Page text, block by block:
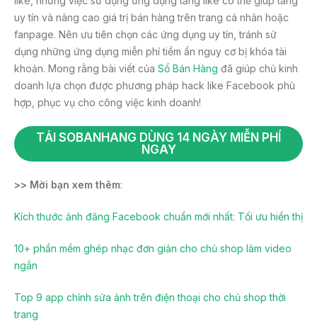
uy tín và nâng cao giá trị bán hàng trên trang cá nhân hoặc
fanpage. Nên ưu tiên chọn các ứng dụng uy tín, tránh sử
dụng những ứng dụng miễn phí tiềm ẩn nguy cơ bị khóa tài
khoản. Mong rằng bài viết của Sổ Bán Hàng đã giúp chủ kinh
doanh lựa chọn được phương pháp hack like Facebook phù
hợp, phục vụ cho công việc kinh doanh!
TẢI SOBANHANG DÙNG 14 NGÀY MIỄN PHÍ
NGAY
>> Mời bạn xem thêm:
Kích thước ảnh đăng Facebook chuẩn mới nhất: Tối ưu hiển thị
10+ phần mềm ghép nhạc đơn giản cho chủ shop làm video
ngắn
Top 9 app chỉnh sửa ảnh trên điện thoại cho chủ shop thời
trang